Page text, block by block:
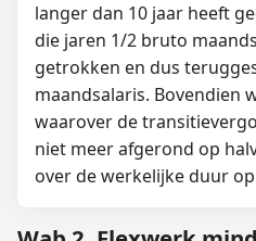
langer dan 10 jaar heeft
die jaren 1/2 bruto
getrokken en dus
maandsalaris. Bovendien
waarover de
niet meer afgerond op
over de werkelijke duur